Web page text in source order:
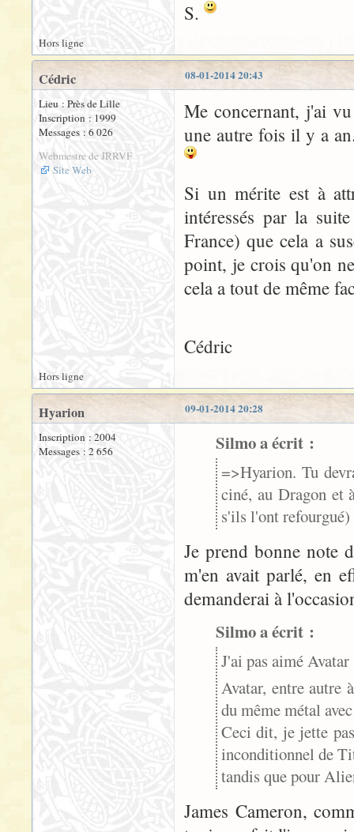
S.
Hors ligne
08-01-2014 20:43
Cédric
Lieu : Près de Lille
Inscription : 1999
Messages : 6 026
Webmestre de JRRVF
Site Web
Me concernant, j'ai
une autre fois il y a
Si un mérite est à
intéressés par la
France) que cela a
point, je crois qu'on
cela a tout de même
Cédric
Hors ligne
09-01-2014 20:28
Hyarion
Inscription : 2004
Messages : 2 656
Silmo a écrit :
=>Hyarion. Tu
ciné, au Dragon et
s'ils l'ont
Je prend bonne note
m'en avait parlé, en
demanderai à
Silmo a écrit :
J'ai pas aimé
Avatar, entre autre
du même métal
Ceci dit, je jette
inconditionnel de
tandis que pour
James Cameron,